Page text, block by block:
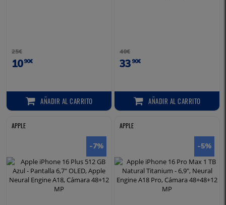
25€
10 90€
AÑADIR AL CARRITO
40€
33 90€
AÑADIR AL CARRITO
APPLE
-7%
APPLE
-5%